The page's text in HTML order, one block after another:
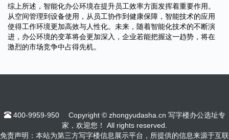
综上所述，智能化办公环境在提升员工效率方面发挥着重要作用。
从空间管理到设备使用，从员工协作到健康保障，智能技术的应用
使得工作环境更加高效与人性化。未来，随着智能化技术的不断演
进，办公环境的变革将会更加深入，企业若能把握这一趋势，将在
激烈的市场竞争中占得先机。
400-9959-950
Copyright © zhongyudasha.cn 写字楼办公选址专
家，欢迎您！ All rights reserved.
免责声明：本站为第三方写字楼信息展示平台，所提供的信息来源于互联